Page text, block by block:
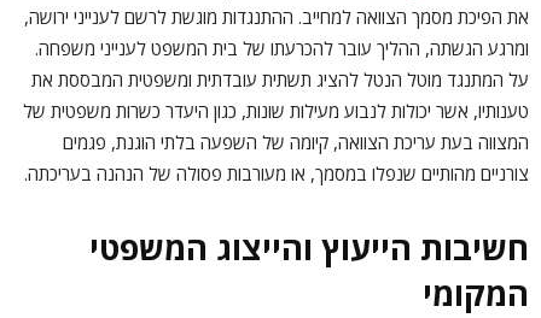
את הפיכת מסמך הצוואה למחייב. ההתנגדות מוגשת לרשם לענייני ירושה,
ומרגע הגשתה, ההליך עובר להכרעתו של בית המשפט לענייני משפחה.
על המתנגד מוטל הנטל להציג תשתית עובדתית ומשפטית המבססת את
טענותיו, אשר יכולות לנבוע מעילות שונות, כגון היעדר כשרות משפטית של
המצווה בעת עריכת הצוואה, קיומה של השפעה בלתי הוגנת, פגמים
צורניים מהותיים שנפלו במסמך, או מעורבות פסולה של הנהנה בעריכתה.
חשיבות הייעוץ והייצוג המשפטי
המקומי